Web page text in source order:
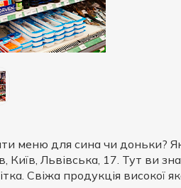
меню для сина чи доньки?
Київ, Львівська, 17. Тут ви
Свіжа продукція високої